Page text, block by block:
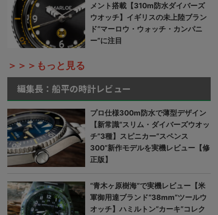
メント搭載【310m防水ダイバーズ
ウオッチ】イギリスの未上陸ブラン
ド“マーロウ・ウォッチ・カンパニ
ー”に注目
＞＞＞もっと見る
編集長：船平の時計レビュー
プロ仕様300m防水で薄型デザイン
【新常識“スリム・ダイバーズウオッ
チ”3種】スピニカー“スペンス
300”新作モデルを実機レビュー【修
正版】
“青木ヶ原樹海”で実機レビュー【米
軍御用達ブランド“38mm”ツールウ
オッチ】ハミルトン“カーキ”コレク